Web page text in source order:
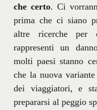
che certo. Ci
prima che ci siano
altre ricerche per
rappresenti un
molti paesi stanno
che la nuova
dei viaggiatori, e
prepararsi al peggio